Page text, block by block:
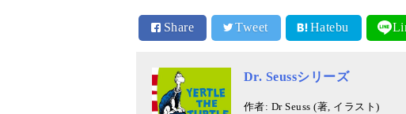
Share Tweet Hatebu
Dr. Seussシリーズ
作者: Dr Seuss (著, イラスト)